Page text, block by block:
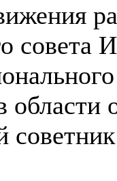
совета